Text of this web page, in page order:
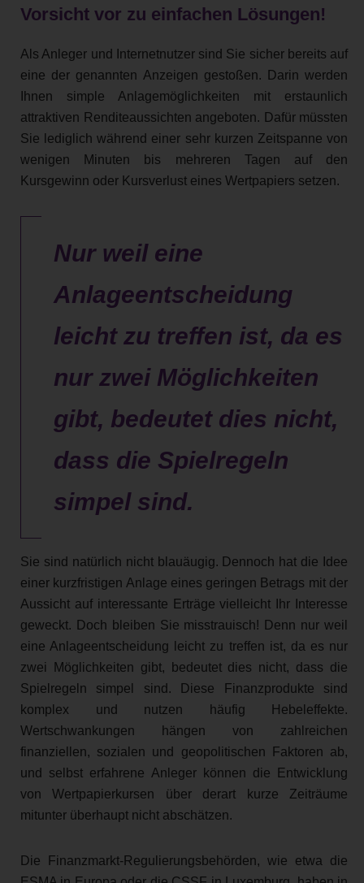
Vorsicht vor zu einfachen Lösungen!
Als Anleger und Internetnutzer sind Sie sicher bereits auf
eine der genannten Anzeigen gestoßen. Darin werden
Ihnen simple Anlagemöglichkeiten mit erstaunlich
attraktiven Renditeaussichten angeboten. Dafür müssten
Sie lediglich während einer sehr kurzen Zeitspanne von
wenigen Minuten bis mehreren Tagen auf den
Kursgewinn oder Kursverlust eines Wertpapiers setzen.
Nur weil eine
Anlageentscheidung
leicht zu treffen ist, da es
nur zwei Möglichkeiten
gibt, bedeutet dies nicht,
dass die Spielregeln
simpel sind.
Sie sind natürlich nicht blauäugig. Dennoch hat die Idee
einer kurzfristigen Anlage eines geringen Betrags mit der
Aussicht auf interessante Erträge vielleicht Ihr Interesse
geweckt. Doch bleiben Sie misstrauisch! Denn nur weil
eine Anlageentscheidung leicht zu treffen ist, da es nur
zwei Möglichkeiten gibt, bedeutet dies nicht, dass die
Spielregeln simpel sind. Diese Finanzprodukte sind
komplex und nutzen häufig Hebeleffekte.
Wertschwankungen hängen von zahlreichen
finanziellen, sozialen und geopolitischen Faktoren ab,
und selbst erfahrene Anleger können die Entwicklung
von Wertpapierkursen über derart kurze Zeiträume
mitunter überhaupt nicht abschätzen.
Die Finanzmarkt-Regulierungsbehörden, wie etwa die